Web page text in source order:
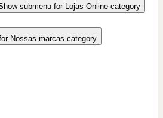
submenu for Lojas Online category
Nossas marcas category